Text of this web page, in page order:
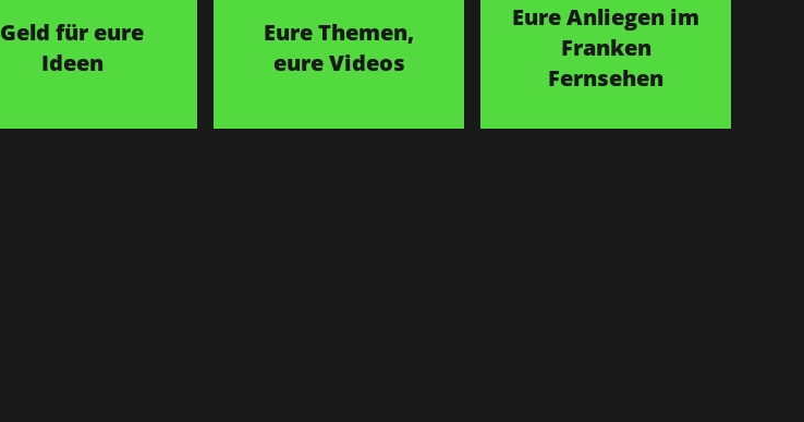
Geld für eure
Ideen
Eure Themen,
eure Videos
Eure Anliegen im
Franken
Fernsehen